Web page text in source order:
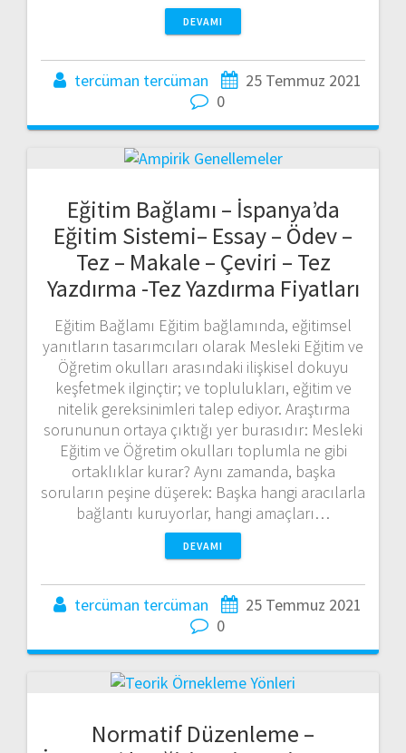
DEVAMI
tercüman tercüman
25 Temmuz 2021
0
Eğitim Bağlamı – İspanya’da
Eğitim Sistemi– Essay – Ödev –
Tez – Makale – Çeviri – Tez
Yazdırma -Tez Yazdırma Fiyatları
Eğitim Bağlamı Eğitim bağlamında, eğitimsel
yanıtların tasarımcıları olarak Mesleki Eğitim ve
Öğretim okulları arasındaki ilişkisel dokuyu
keşfetmek ilginçtir; ve toplulukları, eğitim ve
nitelik gereksinimleri talep ediyor. Araştırma
sorununun ortaya çıktığı yer burasıdır: Mesleki
Eğitim ve Öğretim okulları toplumla ne gibi
ortaklıklar kurar? Aynı zamanda, başka
soruların peşine düşerek: Başka hangi aracılarla
bağlantı kuruyorlar, hangi amaçları…
DEVAMI
tercüman tercüman
25 Temmuz 2021
0
Normatif Düzenleme –